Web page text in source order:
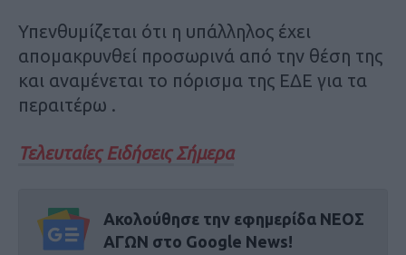
Υπενθυμίζεται ότι η υπάλληλος έχει
απομακρυνθεί προσωρινά από την θέση της
και αναμένεται το πόρισμα της ΕΔΕ για τα
περαιτέρω .
Τελευταίες Ειδήσεις Σήμερα
Ακολούθησε την εφημερίδα ΝΕΟΣ
ΑΓΩΝ στο Google News!